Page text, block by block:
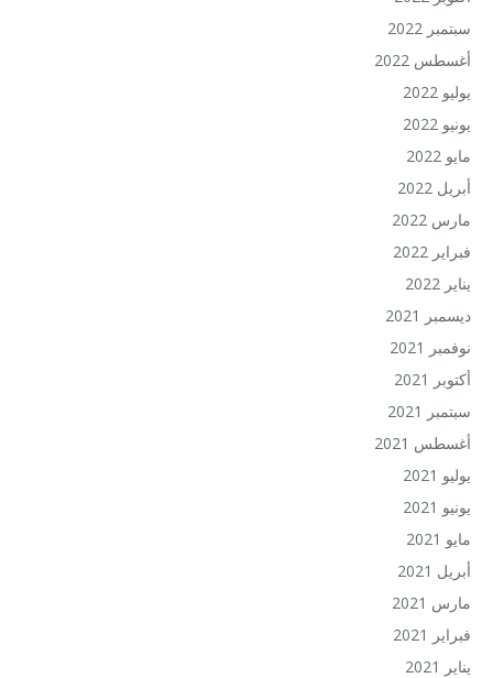
سبتمبر 2022
أغسطس 2022
يوليو 2022
يونيو 2022
مايو 2022
أبريل 2022
مارس 2022
فبراير 2022
يناير 2022
ديسمبر 2021
نوفمبر 2021
أكتوبر 2021
سبتمبر 2021
أغسطس 2021
يوليو 2021
يونيو 2021
مايو 2021
أبريل 2021
مارس 2021
فبراير 2021
يناير 2021